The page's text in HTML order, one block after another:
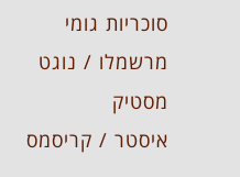
סוכריות גומי
מרשמלו / נוגט
מסטיק
איסטר / קריסמס